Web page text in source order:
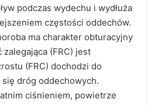
podczas wydechu i wydłuża
częstości oddechów.
ma charakter obturacyjny
(FRC) jest
(FRC) dochodzi do
dróg oddechowych.
ciśnieniem, powietrze